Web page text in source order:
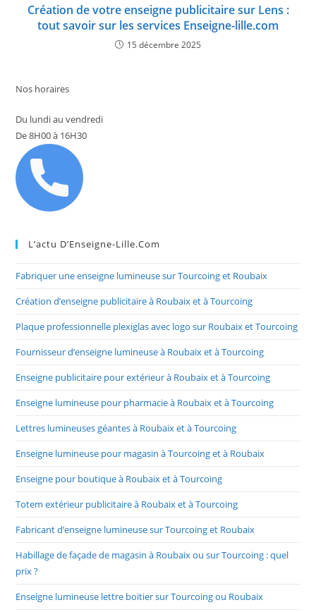
Création de votre enseigne publicitaire sur Lens :
tout savoir sur les services Enseigne-lille.com
15 décembre 2025
Nos horaires
Du lundi au vendredi
De 8H00 à 16H30
L’actu D’Enseigne-Lille.com
Fabriquer une enseigne lumineuse sur Tourcoing et Roubaix
Création d’enseigne publicitaire à Roubaix et à Tourcoing
Plaque professionnelle plexiglas avec logo sur Roubaix et Tourcoing
Fournisseur d’enseigne lumineuse à Roubaix et à Tourcoing
Enseigne publicitaire pour extérieur à Roubaix et à Tourcoing
Enseigne lumineuse pour pharmacie à Roubaix et à Tourcoing
Lettres lumineuses géantes à Roubaix et à Tourcoing
Enseigne lumineuse pour magasin à Tourcoing et à Roubaix
Enseigne pour boutique à Roubaix et à Tourcoing
Totem extérieur publicitaire à Roubaix et à Tourcoing
Fabricant d’enseigne lumineuse sur Tourcoing et Roubaix
Habillage de façade de magasin à Roubaix ou sur Tourcoing : quel
prix ?
Enseigne lumineuse lettre boitier sur Tourcoing ou Roubaix